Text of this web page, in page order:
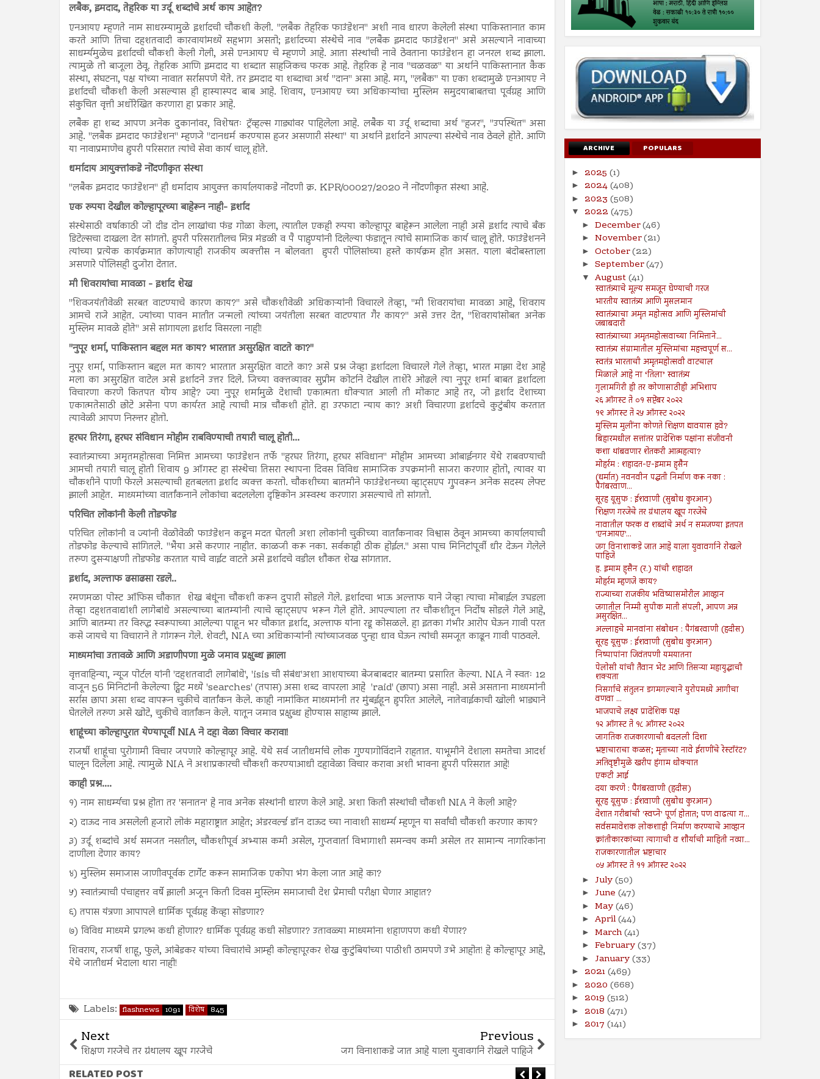
लबैक, इमदाद, तेहरिक या उर्दू शब्दांचे अर्थ काय आहेत?
एनआयए म्हणते नाम साधरम्यामुळे इर्शादची चौकशी केली. "लबैक तेहरिक फाउंडेशन" अशी नाव धारण केलेली संस्था पाकिस्तानात काम
करते आणि तिचा दहशतवादी कारवायांमध्ये सहभाग असतो; इर्शादच्या संस्थेचे नाव "लबैक इमदाद फाउंडेशन" असे असल्याने नावाच्या
साधर्म्यमुळेच इर्शादची चौकशी केली गेली, असे एनआयए चे म्हणणे आहे. आता संस्थांची नावे ठेवताना फाउंडेशन हा जनरल शब्द झाला.
त्यामुळे तो बाजूला ठेवू. तेहरिक आणि इमदाद या शब्दात साहजिकच फरक आहे. तेहरिक हे नाव "चळवळ" या अर्थाने पाकिस्तानात कैक
संस्था, संघटना, पक्ष यांच्या नावात सर्रासपणे येते. तर इमदाद या शब्दाचा अर्थ "दान" असा आहे. मग, "लबैक" या एका शब्दामुळे एनआयए ने
इर्शादची चौकशी केली असल्यास ही हास्यास्पद बाब आहे. शिवाय, एनआयए च्या अधिकाऱ्यांचा मुस्लिम समुदयाबाबतचा पूर्वग्रह आणि
संकुचित वृत्ती अधोरेखित करणारा हा प्रकार आहे.
लबैक हा शब्द आपण अनेक दुकानांवर, विशेषतः ट्रॅव्हल्स गाड्यांवर पाहिलेला आहे. लबैक या उर्दू शब्दाचा अर्थ "हजर", "उपस्थित" असा
आहे. "लबैक इमदाद फाउंडेशन" म्हणजे "दानधर्म करण्यास हजर असणारी संस्था" या अर्थाने इर्शादने आपल्या संस्थेचे नाव ठेवले होते. आणि
या नावाप्रमाणेच हुपरी परिसरात त्यांचे सेवा कार्य चालू होते.
धर्मादाय आयुक्तांकडे नोंदणीकृत संस्था
"लबैक इमदाद फाउंडेशन" ही धर्मादाय आयुक्त कार्यालयाकडे नोंदणी क्र. KPR/00027/2020 ने नोंदणीकृत संस्था आहे.
एक रुपया देखील कोल्हापूरच्या बाहेरून नाही- इर्शाद
संस्थेसाठी वर्षाकाठी जो दीड दोन लाखांचा फंड गोळा केला, त्यातील एकही रुपया कोल्हापूर बाहेरून आलेला नाही असे इर्शाद त्याचे बँक
डिटेल्सचा दाखला देत सांगतो. हुपरी परिसरातीलच मित्र मंडळी व पै पाहुण्यांनी दिलेल्या फंडातून त्यांचे सामाजिक कार्य चालू होते. फाउंडेशनने
त्यांच्या प्रत्येक कार्यक्रमात कोणत्याही राजकीय व्यक्तीस न बोलवता हुपरी पोलिसांच्या हस्ते कार्यक्रम होत असत. याला बंदोबस्ताला
असणारे पोलिसही दुजोरा देतात.
मी शिवरायांचा मावळा - इर्शाद शेख
"शिवजयंतीवेळी सरबत वाटण्याचे कारण काय?" असे चौकशीवेळी अधिकाऱ्यांनी विचारले तेव्हा, "मी शिवरायांचा मावळा आहे, शिवराय
आमचे राजे आहेत. ज्यांच्या पावन मातीत जन्मलो त्यांच्या जयंतीला सरबत वाटण्यात गैर काय?" असे उत्तर देत, "शिवरायांसोबत अनेक
मुस्लिम मावळे होते" असे सांगायला इर्शाद विसरला नाही!
"नुपूर शर्मा, पाकिस्तान बद्दल मत काय? भारतात असुरक्षित वाटते का?"
नुपूर शर्मा, पाकिस्तान बद्दल मत काय? भारतात असुरक्षित वाटते का? असे प्रश्न जेव्हा इर्शादला विचारले गेले तेव्हा, भारत माझा देश आहे
मला का असुरक्षित वाटेल असे इर्शादने उत्तर दिले. जिच्या वक्तव्यावर सुप्रीम कोर्टाने देखील ताशेरे ओढले त्या नुपूर शर्मा बाबत इर्शादला
विचारणा करणे कितपत योग्य आहे? ज्या नुपूर शर्मामुळे देशाची एकात्मता धोक्यात आली ती मोकाट आहे तर, जो इर्शाद देशाच्या
एकात्मतेसाठी छोटे असेना पण कार्यरत आहे त्याची मात्र चौकशी होते. हा उरफाटा न्याय का? अशी विचारणा इर्शादचे कुटुंबीय करतात
त्यावेळी आपण निरुत्तर होतो.
हरघर तिरंगा, हरघर संविधान मोहीम राबविण्याची तयारी चालू होती...
स्वातंत्र्याच्या अमृतमहोत्सवा निमित्त आमच्या फाउंडेशन तर्फे "हरघर तिरंगा, हरघर संविधान" मोहीम आमच्या आंबाईनगर येथे राबवण्याची
आमची तयारी चालू होती शिवाय 9 ऑगस्ट हा संस्थेचा तिसरा स्थापना दिवस विविध सामाजिक उपक्रमांनी साजरा करणार होतो, त्यावर या
चौकशीने पाणी फेरले असल्याची हतबलता इर्शाद व्यक्त करतो. चौकशीच्या बातमीने फाउंडेशनच्या व्हाट्सएप ग्रुपवरून अनेक सदस्य लेफ्ट
झाली आहेत. माध्यमांच्या वार्तांकनाने लोकांचा बदललेला दृष्टिकोन अस्वस्थ करणारा असल्याचे तो सांगतो.
परिचित लोकांनी केली तोडफोड
परिचित लोकांनी व ज्यांनी वेळोवेळी फाउंडेशन कडून मदत घेतली अशा लोकांनी चुकीच्या वार्तांकनावर विश्वास ठेवून आमच्या कार्यालयाची
तोडफोड केल्याचे सांगितले. "भैया असे करणार नाहीत. काळजी करू नका. सर्वकाही ठीक होईल." असा पाच मिनिटांपूर्वी धीर देऊन गेलेले
तरुण दुसऱ्याक्षणी तोडफोड करतात याचे वाईट वाटते असे इर्शादचे वडील शौकत शेख सांगतात.
इर्शाद, अल्ताफ ढसाढसा रडले..
रमणमळा पोस्ट ऑफिस चौकात शेख बंधूंना चौकशी करून दुपारी सोडले गेले. इर्शादचा भाऊ अल्ताफ याने जेव्हा त्याचा मोबाईल उघडला
तेव्हा दहशतवाद्यांशी लागेबांधे असल्याच्या बातम्यांनी त्याचे व्हाट्सएप भरून गेले होते. आपल्याला तर चौकशीतून निर्दोष सोडले गेले आहे,
आणि बातम्या तर विरुद्ध स्वरूपाच्या आलेल्या पाहून भर चौकात इर्शाद, अल्ताफ यांना रडू कोसळले. हा इतका गंभीर आरोप घेऊन गावी परत
कसे जायचे या विचाराने ते गांगरून गेले. शेवटी, NIA च्या अधिकाऱ्यांनी त्यांच्याजवळ पुन्हा धाव घेऊन त्यांची समजूत काढून गावी पाठवले.
माध्यमांचा उतावळे आणि अडाणीपणा मुळे जमाव प्रक्षुब्ध झाला
वृत्तवाहिन्या, न्यूज पोर्टल यांनी 'दहशतवादी लागेबांधे', 'isis ची संबंध'अशा आशयाच्या बेजबाबदार बातम्या प्रसारित केल्या. NIA ने स्वतः 12
वाजून 56 मिनिटांनी केलेल्या ट्विट मध्ये 'searches' (तपास) असा शब्द वापरला आहे 'raid' (छापा) असा नाही. असे असताना माध्यमांनी
सर्रास छापा असा शब्द वापरून चुकीचे वार्तांकन केले. काही नामांकित माध्यमांनी तर मुंबईहून हुपरित आलेले, नातेवाईकाची खोली भाड्याने
घेतलेले तरुण असे खोटे, चुकीचे वार्तांकन केले. यातून जमाव प्रक्षुब्ध होण्यास साहाय्य झाले.
शाहूंच्या कोल्हापुरात येण्यापूर्वी NIA ने दहा वेळा विचार करावा!
राजर्षी शाहूंचा पुरोगामी विचार जपणारे कोल्हापूर आहे. येथे सर्व जातीधर्माचे लोक गुण्यागोविंदाने राहतात. याभूमीने देशाला समतेचा आदर्श
घालून दिलेला आहे. त्यामुळे NIA ने अशाप्रकारची चौकशी करण्याआधी दहावेळा विचार करावा अशी भावना हुपरी परिसरात आहे!
काही प्रश्न....
१) नाम साधर्म्यचा प्रश्न होता तर 'सनातन' हे नाव अनेक संस्थांनी धारण केले आहे. अशा किती संस्थांची चौकशी NIA ने केली आहे?
२) दाऊद नाव असलेली हजारो लोकं महाराष्ट्रात आहेत; अंडरवर्ल्ड डॉन दाऊद च्या नावाशी साधर्म्य म्हणून या सर्वांची चौकशी करणार काय?
३) उर्दू शब्दांचे अर्थ समजत नसतील, चौकशीपूर्व अभ्यास कमी असेल, गुप्तवार्ता विभागाशी समन्वय कमी असेल तर सामान्य नागरिकांना
दाणीला देणार काय?
४) मुस्लिम समाजास जाणीवपूर्वक टार्गेट करून सामाजिक एकोपा भंग केला जात आहे का?
५) स्वातंत्र्याची पंचाहत्तर वर्षे झाली अजून किती दिवस मुस्लिम समाजाची देश प्रेमाची परीक्षा घेणार आहात?
६) तपास यंत्रणा आपापले धार्मिक पूर्वग्रह केंव्हा सोडणार?
७) विविध माध्यमे प्रगल्भ कधी होणार? धार्मिक पूर्वग्रह कधी सोडणार? उतावळ्या माध्यमांना शहाणपण कधी येणार?
शिवराय, राजर्षी शाहू, फुले, आंबेडकर यांच्या विचारांचे आम्ही कोल्हापूरकर शेख कुटुंबियांच्या पाठीशी ठामपणे उभे आहोत! हे कोल्हापूर आहे,
येथे जातीधर्म भेदाला थारा नाही!
Labels: flashnews 1091 विशेष 845
Next
शिक्षण गरजेचे तर ग्रंथालय खूप गरजेचे
Previous
जग विनाशाकडे जात आहे याला युवावर्गाने रोखले पाहिजे
RELATED POST
ARCHIVE POPULARS
► 2025 (1)
► 2024(408)
► 2023 (508)
▼ 2022 (475)
► December(46)
► November(21)
► October(22)
► September(47)
▼ August(41)
स्वातंत्र्याचे मूल्य समजून घेण्याची गरज
भारतीय स्वातंत्र्य आणि मुसलमान
स्वातंत्र्याचा अमृत महोत्सव आणि मुस्लिमांची
जबाबदारी
स्वातंत्र्याच्या अमृतमहोत्सवाच्या निमित्ताने...
स्वातंत्र्य संग्रामातील मुस्लिमांचा महत्त्वपूर्ण स...
स्वतंत्र भारताची अमृतमहोत्सवी वाटचाल
मिळाले आहे ना ‘तिला’ स्वातंत्र्य
गुलामगिरी ही तर कोणासाठीही अभिशाप
२६ ऑगस्ट ते ०१ सप्टेंबर २०२२
१९ ऑगस्ट ते २५ ऑगस्ट २०२२
मुस्लिम मुलींना कोणते शिक्षण द्यावयास हवे?
बिहारमधील सत्तांतर प्रादेशिक पक्षांना संजीवनी
कशा थांबवणार शेतकरी आत्महत्या?
मोहर्रम : शहादत-ए-इमाम हुसैन
(धर्मात) नवनवीन पद्धती निर्माण करू नका :
पैगंबरवाण...
सूरह यूसुफ : ईशवाणी (सुबोध कुरआन)
शिक्षण गरजेचे तर ग्रंथालय खूप गरजेचे
नावातील फरक व शब्दांचे अर्थ न समजण्या इतपत
'एनआयए'...
जग विनाशाकडे जात आहे याला युवावर्गाने रोखले
पाहिजे
ह. इमाम हुसैन (र.) यांची शहादत
मोहर्रम म्हणजे काय?
राज्याच्या राजकीय भविष्यासमोरील आव्हान
जगातील निम्मी सुपीक माती संपली, आपण अन्न
असुरक्षित...
अल्लाहचे मानवांना संबोधन : पैगंबरवाणी (हदीस)
सूरह यूसुफ : ईशवाणी (सुबोध कुरआन)
निष्पापांना जिवंतपणी यमयातना
पेलोसी यांची तैवान भेट आणि तिसऱ्या महायुद्धाची
शक्यता
निसर्गाचे संतुलन डगमगल्याने युरोपमध्ये आगीचा
वणवा ...
भाजपाचे लक्ष्य प्रादेशिक पक्ष
१२ ऑगस्ट ते १८ ऑगस्ट २०२२
जागतिक राजकारणाची बदलली दिशा
भ्रष्टाचाराचा कळस; मृताच्या नावे ईराणींचे रेस्टॉरंट?
अतिवृष्टीमुळे खरीप हंगाम धोक्यात
एकटी आई
दया करणे : पैगंबरवाणी (हदीस)
सूरह यूसुफ : ईशवाणी (सुबोध कुरआन)
देशात गरीबांची 'स्वप्ने' पूर्ण होतात; पण वाढत्या ग...
सर्वसमावेशक लोकशाही निर्माण करण्याचे आव्हान
क्रांतीकारकांच्या त्यागाची व शौर्याची माहिती नव्या...
राजकारणातील भ्रष्टाचार
०५ ऑगस्ट ते ११ ऑगस्ट २०२२
► July(50)
► June (47)
► May(46)
► April(44)
► March(41)
► February(37)
► January(33)
► 2021(469)
► 2020 (668)
► 2019 (512)
► 2018 (471)
► 2017 (141)